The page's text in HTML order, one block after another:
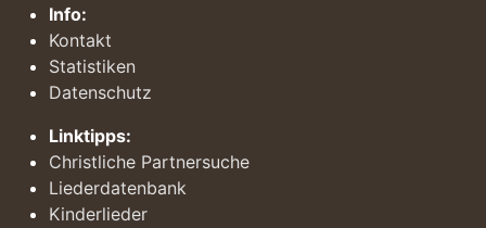
Info:
Kontakt
Statistiken
Datenschutz
Linktipps:
Christliche Partnersuche
Liederdatenbank
Kinderlieder